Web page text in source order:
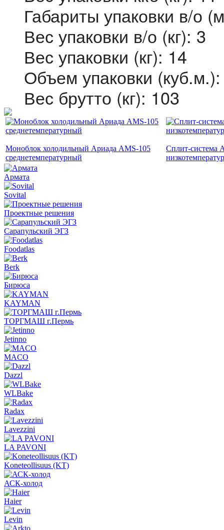
Габариты упаковки в/о
Вес упаковки в/о (кг): 3
Вес упаковки (кг): 14
Объем упаковки
Вес брутто (кг): 103
Моноблок холодильный Ариада AMS-105
среднетемпературный
Сплит-система
Армата
Sovital
Проектные решения
Сарапульский ЭГЗ
Foodatlas
Berk
Бирюса
KAYMAN
ТОРГМАШ г.Пермь
Jetinno
MACO
Dazzl
WLBake
Radax
Lavezzini
LA PAVONI
Koneteollisuus (KT)
АСК-холод
Haier
Levin